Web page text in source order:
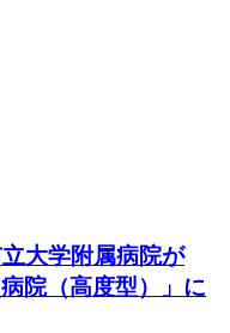
大学附属病院が
院（高度型）」に